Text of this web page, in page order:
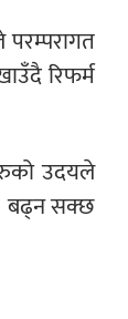
रिफर्म
उदयले
बढ्न सक्छ